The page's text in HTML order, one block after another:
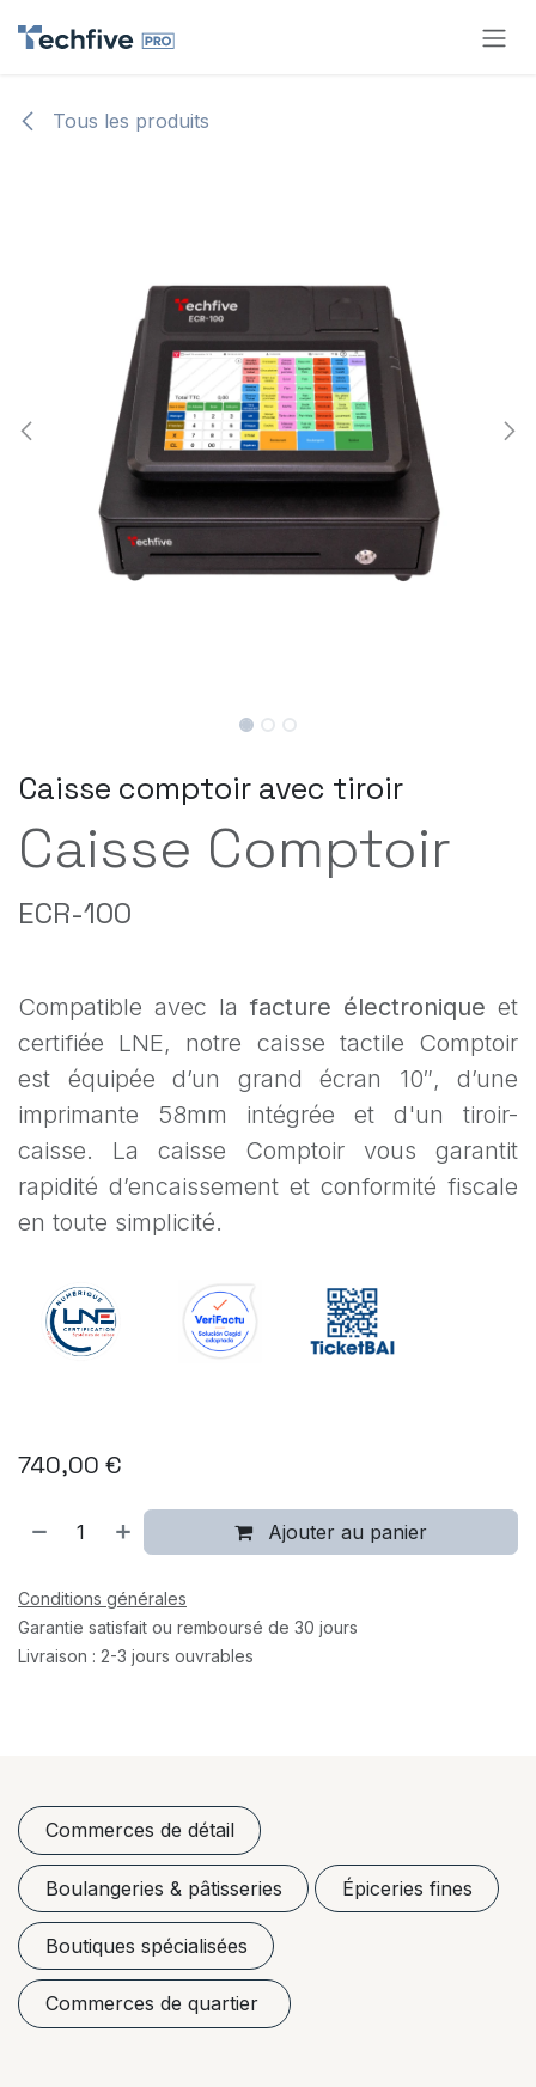
Tous les produits
Caisse comptoir avec tiroir
Caisse Comptoir
ECR-100
Compatible avec lafacture électronique et
certifiée LNE, notre caisse tactile Comptoir
est équipée d’un grand écran 10″, d’une
imprimante 58mm intégrée et d'un tiroir-
caisse. La caisse Comptoir vous garantit
rapidité d’encaissement et conformité fiscale
en toute simplicité.
740,00 €
Ajouter au panier
Conditions générales
Garantie satisfait ou remboursé de 30 jours
Livraison : 2-3 jours ouvrables
Commerces de détail
Boulangeries & pâtisseries Épiceries fines
Boutiques spécialisées
Commerces de quartier